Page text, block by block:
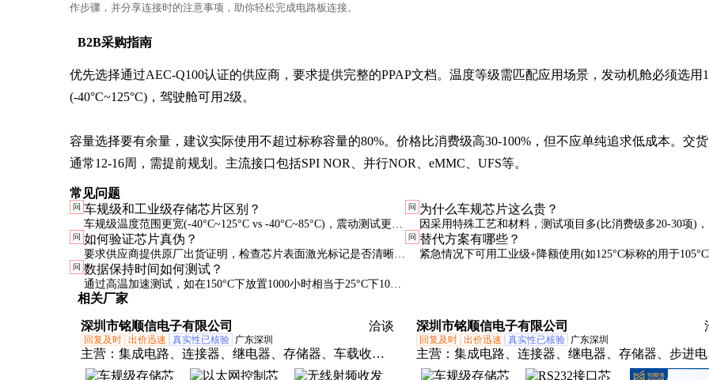
作步骤，并分享连接时的注意事项，助你轻松完成电路板连接。
B2B采购指南
优先选择通过AEC-Q100认证的供应商，要求提供完整的PPAP文档。温度等级需匹配应用场景，发动机舱必须选用
(-40°C~125°C)，驾驶舱可用2级。
容量选择要有余量，建议实际使用不超过标称容量的80%。价格比消费级高30-100%，但不应单纯追求低成本。交
通常12-16周，需提前规划。主流接口包括SPI NOR、并行NOR、eMMC、UFS等。
常见问题
问 车规级和工业级存储芯片区别？
车规级温度范围更宽(-40°C~125°C vs -40°C~85°C)，震动测试更严
格(50G vs 20G)，寿命要求更长(15年 vs 5-10年)，且必须通过AEC-
Q100认证。
问 为什么车规芯片这么贵？
因采用特殊工艺和材料，测试项目多(比消费级多20-30项)，
率低，认证周期长(6-12个月)，且需维持长期供货。
问 如何验证芯片真伪？
要求供应商提供原厂出货证明，检查芯片表面激光标记是否清晰，
可抽样做X-ray和decapsulation分析，或委托第三方实验室检测。
问 替代方案有哪些？
紧急情况下可用工业级+降额使用(如125°C标称的用于
问 数据保持时间如何测试？
通过高温加速测试，如在150°C下放置1000小时相当于25°C下10
年。但实际评估应结合温度剖面和Arrhenius模型计算。
相关厂家
深圳市铭顺信电子有限公司 洽谈
回复及时 出价迅速 真实性已核验 广东深圳
主营： 集成电路、连接器、继电器、存储器、车载收音
机调谐器、加速器、传感器、逻辑输出光耦、充电器、
深圳市铭顺信电子有限公司
回复及时 出价迅速 真实性已核验 广东深圳
主营： 集成电路、连接器、继电器、存储器、步进电
驱动芯片、内存芯片、保险丝、传感器、光电耦合